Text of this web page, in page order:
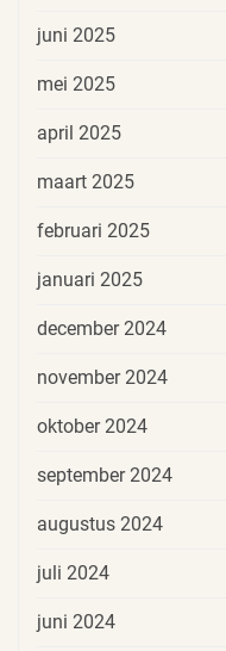
juni 2025
mei 2025
april 2025
maart 2025
februari 2025
januari 2025
december 2024
november 2024
oktober 2024
september 2024
augustus 2024
juli 2024
juni 2024